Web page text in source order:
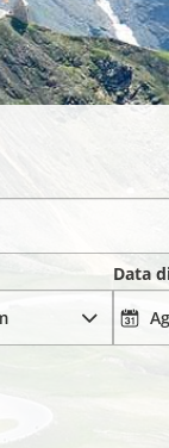
Data